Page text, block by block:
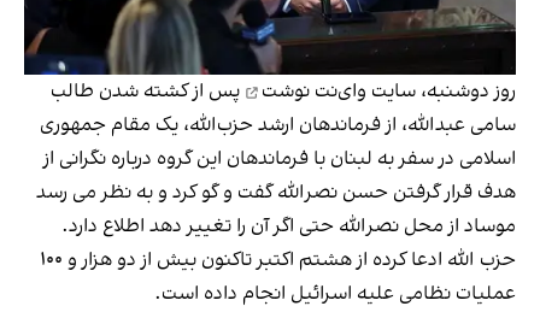
روز دوشنبه، سایت وای‌نت نوشت
پس از کشته شدن طالب
سامی عبدالله، از فرماندهان ارشد حزب‌الله، یک مقام جمهوری
اسلامی در سفر به لبنان با فرماندهان این گروه درباره نگرانی از
هدف قرار گرفتن حسن نصرالله گفت و گو کرد و به نظر می رسد
موساد از محل نصرالله حتی اگر آن را تغییر دهد اطلاع دارد.
حزب الله ادعا کرده از هشتم اکتبر تاکنون بیش از دو هزار و ۱۰۰
عملیات نظامی علیه اسرائیل انجام داده است.